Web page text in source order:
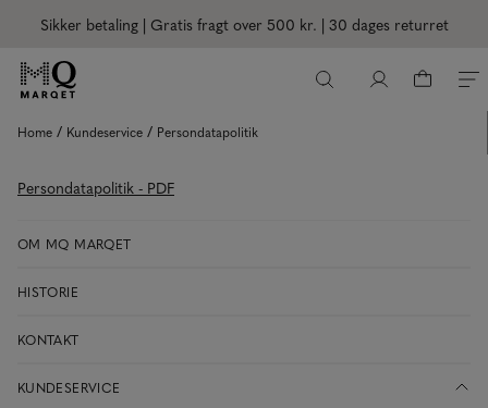
Sikker betaling | Gratis fragt over 500 kr. | 30 dages returret
OM MQ MARQET
HISTORIE
KONTAKT
KUNDESERVICE
Home / Kundeservice / Persondatapolitik
Persondatapolitik - PDF